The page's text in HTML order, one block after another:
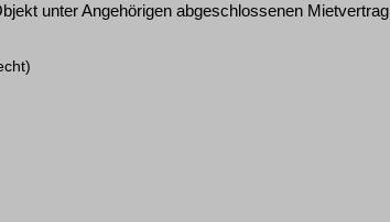
unter Angehörigen abgeschlossenen Mietvertrag